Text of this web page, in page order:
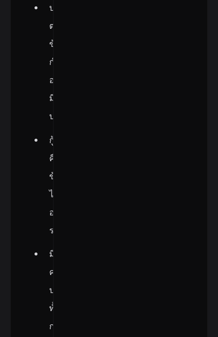
ปฏิบัติ
ตาม
ข้อ
กำหนด
อย่าง
มี
ประสิทธิภาพ
กู้
คืน
ข้อมูล
ได้
อย่าง
รวดเร็ว
มี
ความ
ปลอดภัย
ทั้ง
กระบวนการ